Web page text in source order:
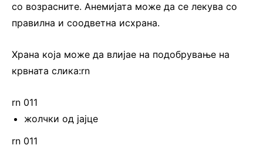
со возрасните. Анемијата може да се лекува со
правилна и соодветна исхрана.
Храна која може да влијае на подобрување на
крвната слика:rn
rn 011
жолчки од јајце
rn 011